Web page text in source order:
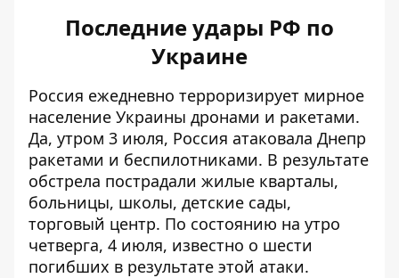
Последние удары РФ по
Украине
Россия ежедневно терроризирует мирное
население Украины дронами и ракетами.
Да, утром 3 июля, Россия атаковала Днепр
ракетами и беспилотниками. В результате
обстрела пострадали жилые кварталы,
больницы, школы, детские сады,
торговый центр. По состоянию на утро
четверга, 4 июля, известно о шести
погибших в результате этой атаки.